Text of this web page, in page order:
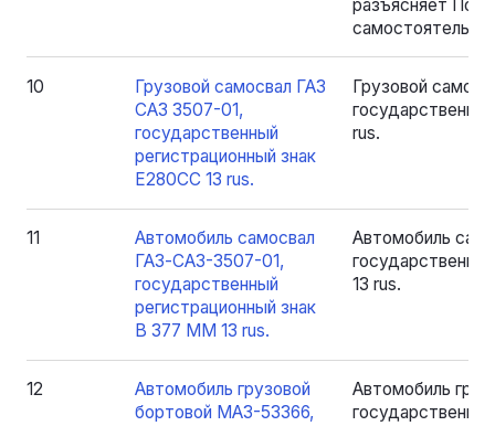
разъясняет
10
Грузовой самосвал ГАЗ
САЗ 3507-01,
государственный
регистрационный знак
Е280CC 13 rus.
Грузовой
rus.
11
Автомобиль самосвал
ГАЗ-САЗ-3507-01,
государственный
регистрационный знак
В 377 ММ 13 rus.
Автомобиль
13 rus.
12
Автомобиль грузовой
бортовой МАЗ-53366,
Автомобиль